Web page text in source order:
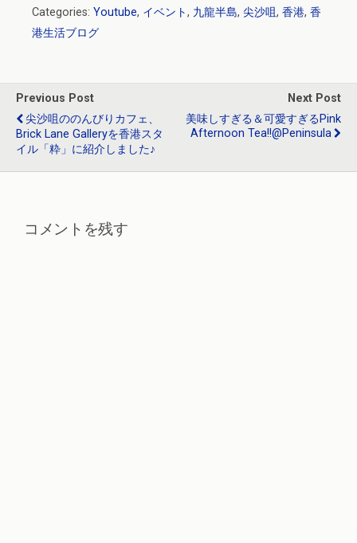
Categories: Youtube, イベント, 九龍半島, 尖沙咀, 香港, 香
港生活ブログ
Previous Post
尖沙咀ののんびりカフェ、
Brick Lane Galleryを香港スタ
イル「粋」に紹介しました♪
Next Post
美味しすぎる＆可愛すぎるPink
Afternoon Tea!!@Peninsula
コメントを残す